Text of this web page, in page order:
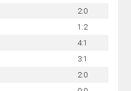
2:0
1:2
4:1
3:1
2:0